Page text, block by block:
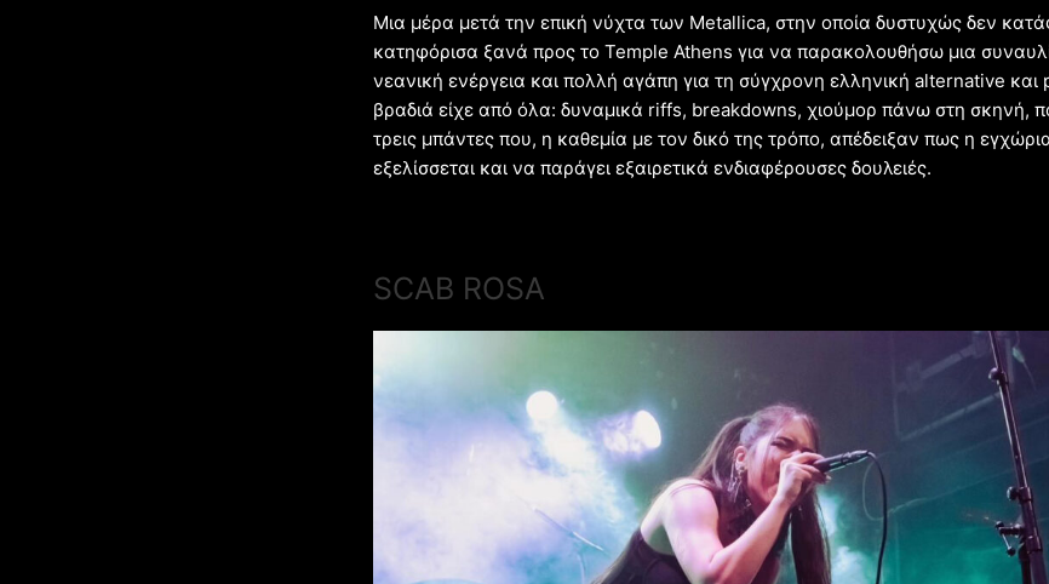
Μια μέρα μετά την επική νύχτα των Metallica, στην οποία δυστυχώς δεν
κατηφόρισα ξανά προς το Temple Athens για να παρακολουθήσω μια
νεανική ενέργεια και πολλή αγάπη για τη σύγχρονη ελληνική alternative
βραδιά είχε από όλα: δυναμικά riffs, breakdowns, χιούμορ πάνω στη σκηνή,
τρεις μπάντες που, η καθεμία με τον δικό της τρόπο, απέδειξαν πως η
εξελίσσεται και να παράγει εξαιρετικά ενδιαφέρουσες δουλειές.
SCAB ROSA